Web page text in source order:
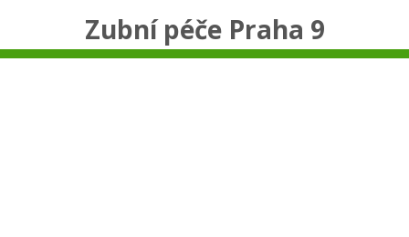
Zubní péče Praha 9